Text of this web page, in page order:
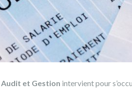
Audit et Gestion intervient pour